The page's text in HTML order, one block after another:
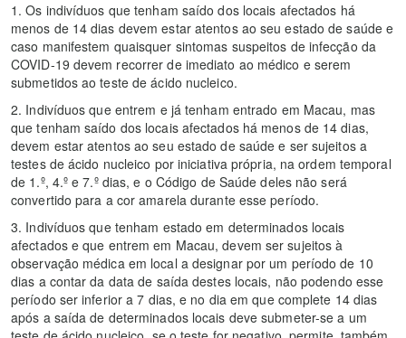
1. Os indivíduos que tenham saído dos locais afectados há
menos de 14 dias devem estar atentos ao seu estado de saúde e
caso manifestem quaisquer sintomas suspeitos de infecção da
COVID-19 devem recorrer de imediato ao médico e serem
submetidos ao teste de ácido nucleico.
2. Indivíduos que entrem e já tenham entrado em Macau, mas
que tenham saído dos locais afectados há menos de 14 dias,
devem estar atentos ao seu estado de saúde e ser sujeitos a
testes de ácido nucleico por iniciativa própria, na ordem temporal
de 1.º, 4.º e 7.º dias, e o Código de Saúde deles não será
convertido para a cor amarela durante esse período.
3. Indivíduos que tenham estado em determinados locais
afectados e que entrem em Macau, devem ser sujeitos à
observação médica em local a designar por um período de 10
dias a contar da data de saída destes locais, não podendo esse
período ser inferior a 7 dias, e no dia em que complete 14 dias
após a saída de determinados locais deve submeter-se a um